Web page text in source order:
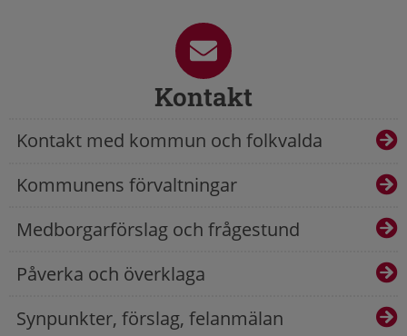
Kontakt
Kontakt med kommun och folkvalda
Kommunens förvaltningar
Medborgarförslag och frågestund
Påverka och överklaga
Synpunkter, förslag, felanmälan